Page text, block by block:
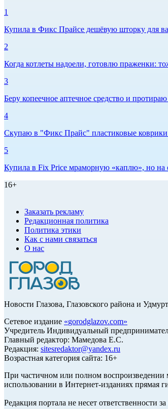
1
Купила в Фикс Прайсе дешёвую шторку для
2
Когда котлеты надоели, готовлю праженки:
3
Беру копеечное аптечное средство и
4
Скупаю в "Фикс Прайс" пластиковые коврики
5
Купила в Fix Price мраморную «каплю», но на
16+
Заказать рекламу
Редакционная политика
Политика этики
Как с нами связаться
О нас
Новости Глазова, Глазовского района и
Сетевое издание «gorodglazov.com»
Учредитель Индивидуальный
Главный редактор: Мамедова Е.С.
Редакция: sitesredaktor@yandex.ru
Возрастная категория сайта: 16+
При частичном или полном воспроизведении
использовании в Интернет-изданиях прямая
Редакция портала не несет ответственности